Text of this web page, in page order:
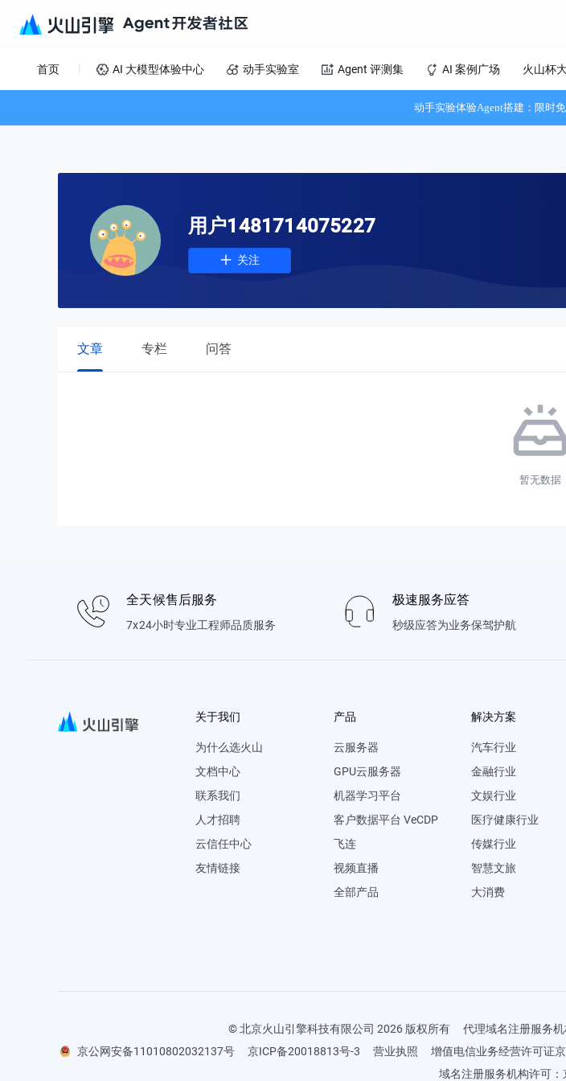
首页 AI 大模型体验中心 动手实验室 Agent 评测集 AI 案例广场 火山杯
动手实验体验Agent搭建：限时
用户1481714075227
关注
文章 专栏 问答
暂无数据
全天候售后服务
7x24小时专业工程师品质服务
极速服务应答
秒级应答为业务保驾护航
关于我们
为什么选火山
文档中心
联系我们
人才招聘
云信任中心
友情链接
产品
云服务器
GPU云服务器
机器学习平台
客户数据平台 VeCDP
飞连
视频直播
全部产品
解决方案
汽车行业
金融行业
文娱行业
医疗健康行业
传媒行业
智慧文旅
大消费
© 北京火山引擎科技有限公司 2026 版权所有 代理域名注册服务
京公网安备11010802032137号
京ICP备20018813号-3 营业执照 增值电信业务经营许可证
域名注册服务机构许可